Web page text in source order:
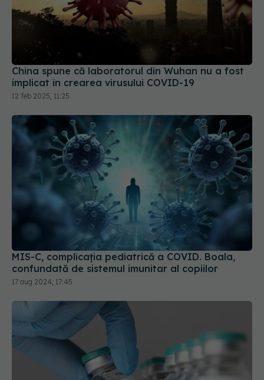
China spune că laboratorul din Wuhan nu a fost
implicat în crearea virusului COVID-19
12 feb 2025, 11:25
MIS-C, complicația pediatrică a COVID. Boala,
confundată de sistemul imunitar al copiilor
17 aug 2024, 17:45